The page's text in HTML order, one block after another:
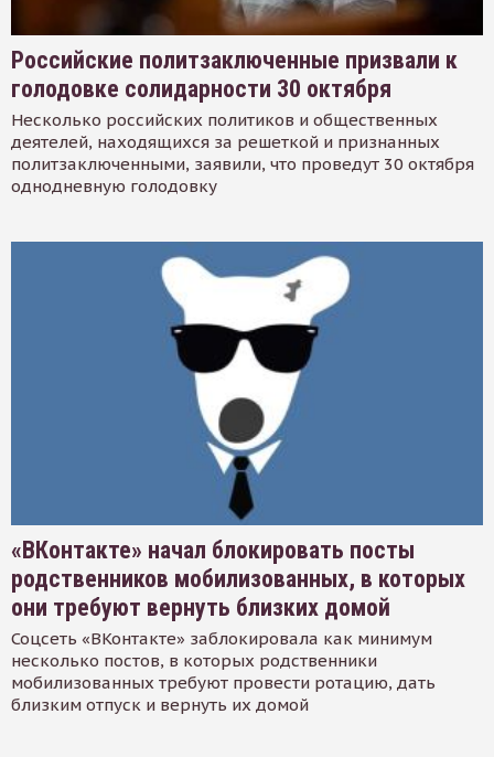
Российские политзаключенные призвали к
голодовке солидарности 30 октября
Несколько российских политиков и общественных
деятелей, находящихся за решеткой и признанных
политзаключенными, заявили, что проведут 30 октября
однодневную голодовку
«ВКонтакте» начал блокировать посты
родственников мобилизованных, в которых
они требуют вернуть близких домой
Соцсеть «ВКонтакте» заблокировала как минимум
несколько постов, в которых родственники
мобилизованных требуют провести ротацию, дать
близким отпуск и вернуть их домой